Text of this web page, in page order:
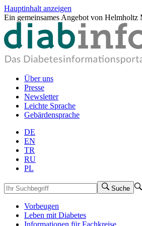
Hauptinhalt anzeigen
Ein gemeinsames Angebot von Helmholtz
Über uns
Presse
Newsletter
Leichte Sprache
Gebärdensprache
DE
EN
TR
RU
PL
Suche
Vorbeugen
Leben mit Diabetes
Informationen für Fachkreise